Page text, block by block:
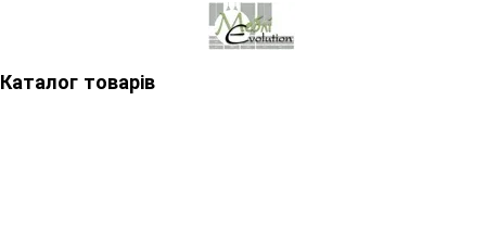
Каталог товарів